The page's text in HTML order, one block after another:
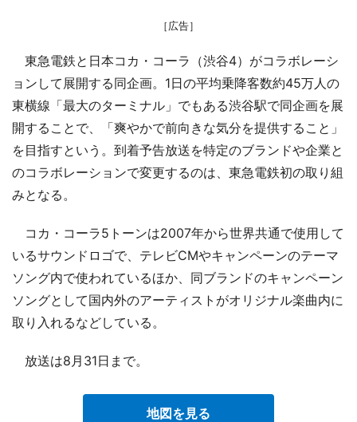
［広告］
東急電鉄と日本コカ・コーラ（渋谷4）がコラボレーシ
ョンして展開する同企画。1日の平均乗降客数約45万人の
東横線「最大のターミナル」でもある渋谷駅で同企画を展
開することで、「爽やかで前向きな気分を提供すること」
を目指すという。到着予告放送を特定のブランドや企業と
のコラボレーションで変更するのは、東急電鉄初の取り組
みとなる。
コカ・コーラ5トーンは2007年から世界共通で使用して
いるサウンドロゴで、テレビCMやキャンペーンのテーマ
ソング内で使われているほか、同ブランドのキャンペーン
ソングとして国内外のアーティストがオリジナル楽曲内に
取り入れるなどしている。
放送は8月31日まで。
地図を見る